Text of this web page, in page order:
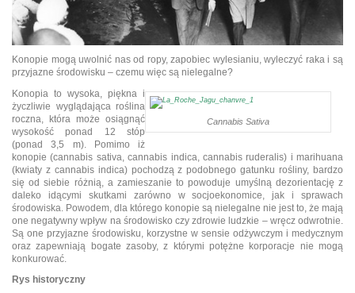
Konopie mogą uwolnić nas od ropy, zapobiec wylesianiu, wyleczyć raka i są
przyjazne środowisku – czemu więc są nielegalne?
Cannabis Sativa
Konopia to wysoka, piękna i
życzliwie wyglądająca roślina
roczna, która może osiągnąć
wysokość ponad 12 stóp
(ponad 3,5 m). Pomimo iż
konopie (cannabis sativa, cannabis indica, cannabis ruderalis) i marihuana
(kwiaty z cannabis indica) pochodzą z podobnego gatunku rośliny, bardzo
się od siebie różnią, a zamieszanie to powoduje umyślną dezorientację z
daleko idącymi skutkami zarówno w socjoekonomice, jak i sprawach
środowiska. Powodem, dla którego konopie są nielegalne nie jest to, że mają
one negatywny wpływ na środowisko czy zdrowie ludzkie – wręcz odwrotnie.
Są one przyjazne środowisku, korzystne w sensie odżywczym i medycznym
oraz zapewniają bogate zasoby, z którymi potężne korporacje nie mogą
konkurować.
Rys historyczny